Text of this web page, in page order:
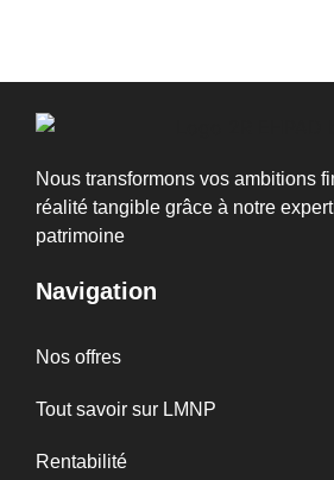
Nous transformons vos ambitions
réalité tangible grâce à notre
patrimoine
Navigation
Nos offres
Tout savoir sur LMNP
Rentabilité